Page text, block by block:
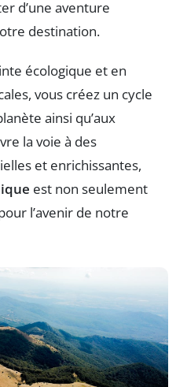
d’une aventure
destination.
écologique et en
vous créez un cycle
ainsi qu’aux
la voie à des
et enrichissantes,
est non seulement
l’avenir de notre